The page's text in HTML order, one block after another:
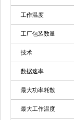
工作温度
工厂包装数量
技术
数据速率
最大功率耗散
最大工作温度